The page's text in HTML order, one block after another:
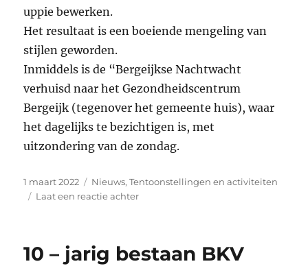
uppie bewerken.
Het resultaat is een boeiende mengeling van
stijlen geworden.
Inmiddels is de “Bergeijkse Nachtwacht
verhuisd naar het Gezondheidscentrum
Bergeijk (tegenover het gemeente huis), waar
het dagelijks te bezichtigen is, met
uitzondering van de zondag.
Geplaatst
op
1 maart 2022 Categorieën
Nieuws,Tentoonstellingen en activiteiten
Laat een reactie achterop
van
10 – jarig bestaan BKV